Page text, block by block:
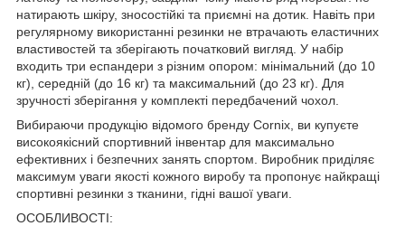
натирають шкіру, зносостійкі та приємні на дотик. Навіть при
регулярному використанні резинки не втрачають еластичних
властивостей та зберігають початковий вигляд. У набір
входить три еспандери з різним опором: мінімальний (до 10
кг), середній (до 16 кг) та максимальний (до 23 кг). Для
зручності зберігання у комплекті передбачений чохол.
Вибираючи продукцію відомого бренду Cornix, ви купуєте
високоякісний спортивний інвентар для максимально
ефективних і безпечних занять спортом. Виробник приділяє
максимум уваги якості кожного виробу та пропонує найкращі
спортивні резинки з тканини, гідні вашої уваги.
ОСОБЛИВОСТІ: